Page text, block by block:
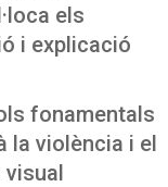
els
i explicació
fonamentals
la violència i el
visual